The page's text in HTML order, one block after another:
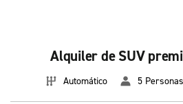
Alquiler de SUV
Automático 5 Personas